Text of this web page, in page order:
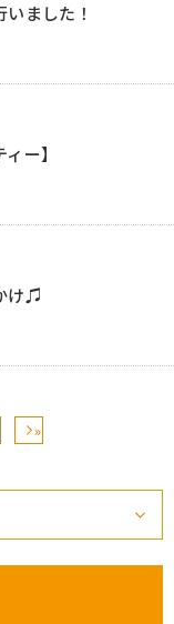
ました！
ー】
け♫
»